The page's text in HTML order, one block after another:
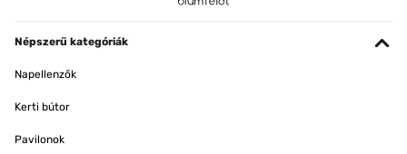
Népszerű kategóriák
Napellenzők
Kerti bútor
Pavilonok